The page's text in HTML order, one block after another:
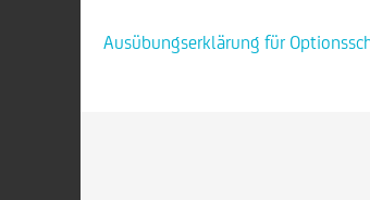
Ausübungserklärung für